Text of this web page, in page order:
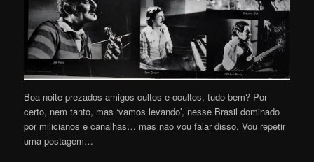
Boa noite prezados amigos cultos e ocultos, tudo bem? Por
certo, nem tanto, mas ‘vamos levando’, nesse Brasil dominado
por milicianos e canalhas… mas não vou falar disso. Vou repetir
uma postagem…